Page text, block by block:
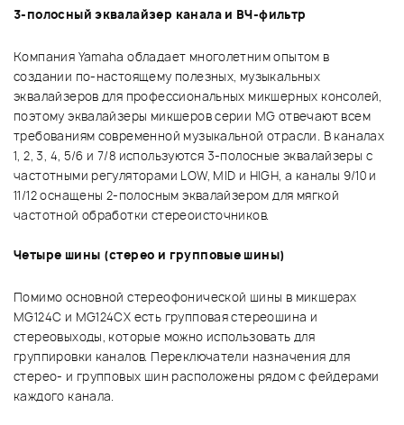
3-полосный эквалайзер канала и ВЧ-фильтр
Компания Yamaha обладает многолетним опытом в
создании по-настоящему полезных, музыкальных
эквалайзеров для профессиональных микшерных консолей,
поэтому эквалайзеры микшеров серии MG отвечают всем
требованиям современной музыкальной отрасли. В каналах
1, 2, 3, 4, 5/6 и 7/8 используются 3-полосные эквалайзеры с
частотными регуляторами LOW, MID и HIGH, а каналы 9/10 и
11/12 оснащены 2-полосным эквалайзером для мягкой
частотной обработки стереоисточников.
Четыре шины (стерео и групповые шины)
Помимо основной стереофонической шины в микшерах
MG124C и MG124CX есть групповая стереошина и
стереовыходы, которые можно использовать для
группировки каналов. Переключатели назначения для
стерео- и групповых шин расположены рядом с фейдерами
каждого канала.